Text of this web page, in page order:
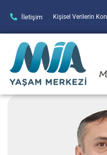
İletişim Kişisel Verilerin